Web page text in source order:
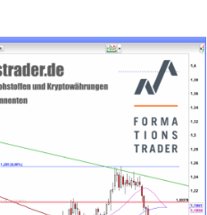
das
passende
Angebot.